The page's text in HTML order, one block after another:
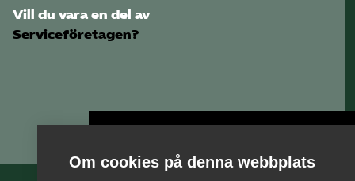
Vill du vara en del av
Serviceföretagen?
Om cookies på denna webbplats